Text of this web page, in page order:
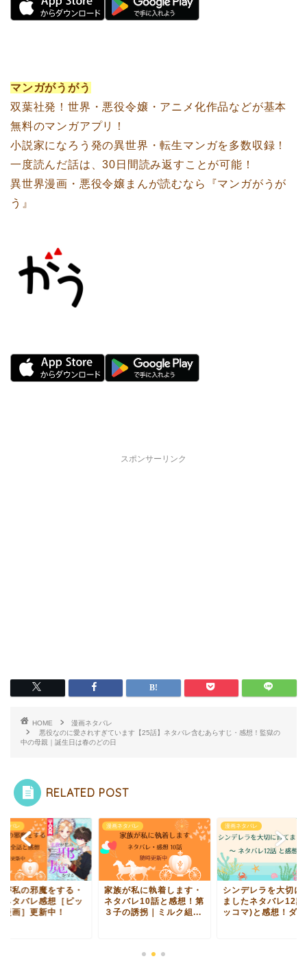
マンガがうがう
双葉社発！世界・悪役令嬢・アニメ化作品などが基本
無料のマンガアプリ！
小説家になろう発の異世界・転生マンガを多数収録！
一度読んだ話は、30日間読み返すことが可能！
異世界漫画・悪役令嬢まんが読むなら『マンガがうが
う』
スポンサーリンク
HOME
漫画ネタバレ
悪役なのに愛されすぎています【25話】ネタバレ含むあらすじ・感想！監獄の
中の母親｜誕生日は春のどの日
RELATED POST
タバレ
が私の邪魔をする・
ネタバレ感想［ピッ
漫画］更新中！
漫画ネタバレ
家族が私に執着します・
ネタバレ10話と感想！第
３子の誘拐｜ミルク組...
漫画ネタバレ
シンデレラを大切に
ましたネタバレ12話
ッコマ)と感想！ダ